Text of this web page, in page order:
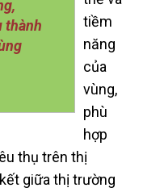
thành
tiềm
năng
của
vùng,
phù
hợp
thụ trên thị
giữa thị trường